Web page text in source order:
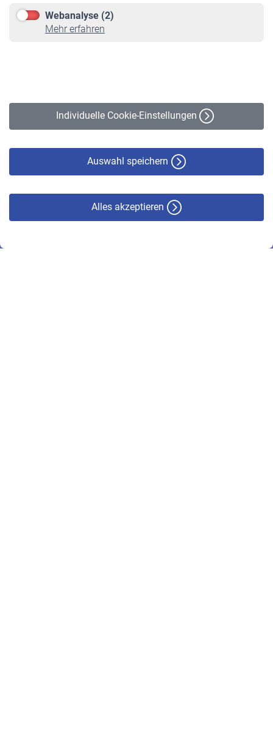
Webanalyse (2)
Mehr erfahren
Individuelle Cookie-Einstellungen
Auswahl speichern
Alles akzeptieren
Online-Rechner
VBLnewsletter
Erklärung zur Barrierefreiheit
© VBL 2026